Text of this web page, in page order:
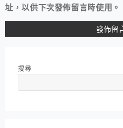
址，以供下次發佈留言時使用。
搜尋